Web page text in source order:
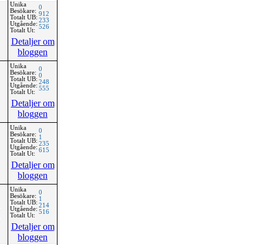
Unika
Besökare:
Totalt UB:
Utgående:
Totalt Ut:
0
912
233
526
Detaljer om
bloggen
Unika
Besökare:
Totalt UB:
Utgående:
Totalt Ut:
0
0
248
555
Detaljer om
bloggen
Unika
Besökare:
Totalt UB:
Utgående:
Totalt Ut:
0
1
235
615
Detaljer om
bloggen
Unika
Besökare:
Totalt UB:
Utgående:
Totalt Ut:
0
1
214
516
Detaljer om
bloggen